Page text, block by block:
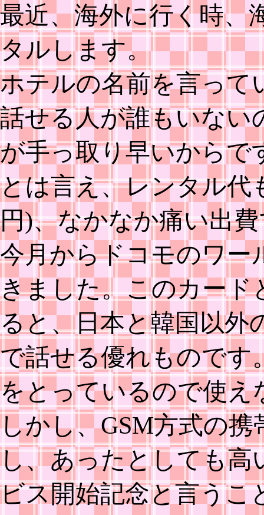
最近、海外に行く時、
タルします。
ホテルの名前を言って
話せる人が誰もいない
が手っ取り早いからで
とは言え、レンタル代
円)、なかなか痛い出
今月からドコモのワー
きました。このカード
ると、日本と韓国以外
で話せる優れものです
をとっているので使え
しかし、GSM方式の
し、あったとしても
ビス開始記念と言うこ